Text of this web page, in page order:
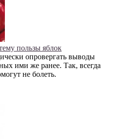
пользы яблок
опровергать выводы
ими же ранее. Так, всегда
не болеть.